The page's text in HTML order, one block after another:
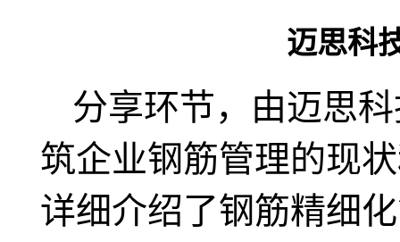
迈思科
分享环节，由迈思
筑企业钢筋管理的现
详细介绍了钢筋精细